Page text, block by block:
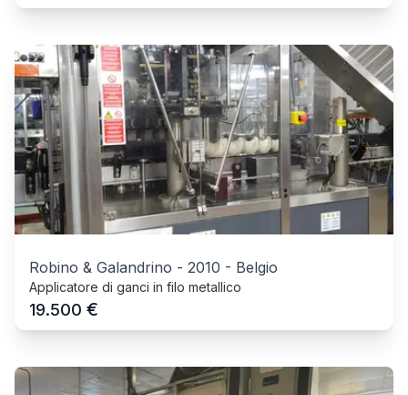
Robino & Galandrino - 2010 - Belgio
Applicatore di ganci in filo metallico
19.500 €